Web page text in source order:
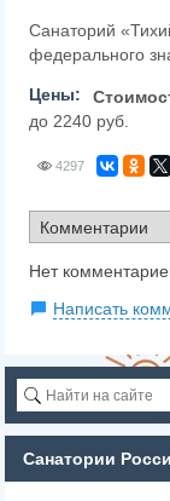
Санаторий
федерального
Цены:
до 2240 руб.
4297
Нет
Написать
Санатории